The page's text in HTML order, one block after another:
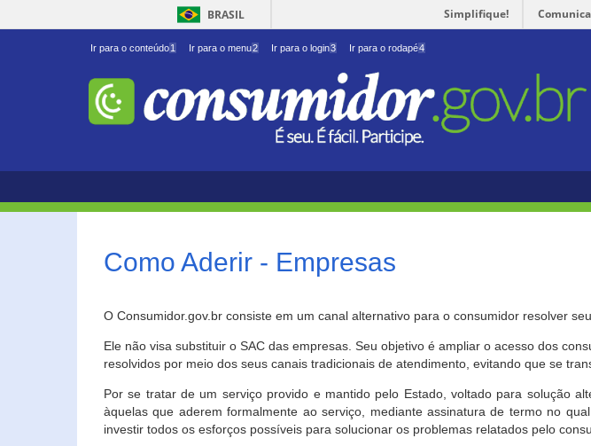
BRASIL Simplifique!
Ir para o conteúdo1 Ir para o menu2 Ir para o login3 Ir para o rodapé4
Como Aderir - Empresas
O Consumidor.gov.br consiste em um canal alternativo para o consumidor resolver
Ele não visa substituir o SAC das empresas. Seu objetivo é ampliar o acesso dos
resolvidos por meio dos seus canais tradicionais de atendimento, evitando que se
Por se tratar de um serviço provido e mantido pelo Estado, voltado para solução
àquelas que aderem formalmente ao serviço, mediante assinatura de termo no
investir todos os esforços possíveis para solucionar os problemas relatados pelo